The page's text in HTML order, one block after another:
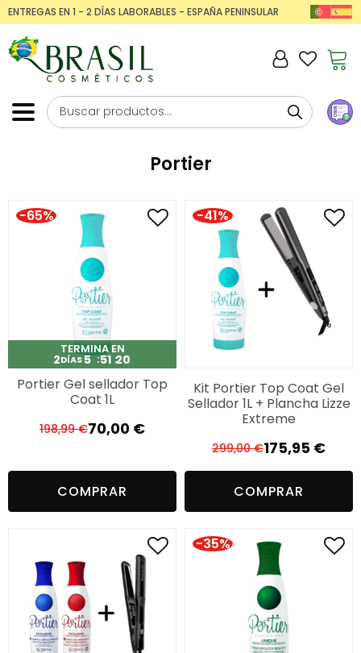
ENTREGAS EN 1 - 2 DÍAS LABORABLES - ESPAÑA PENINSULAR
Portier
-65%
TERMINA EN
2DÍAS5 51 19
Portier Gel sellador Top
Coat 1L
198,99€ El
original
era:
198,99 €.
70,00 €
El
actual
es:
70,00 €.
COMPRAR
-41%
Kit Portier Top Coat Gel
Sellador 1L + Plancha Lizze
Extreme
299,00€ El
precio
original
era:
299,00 €.
175,95 €
El
precio
actual
es:
175,95 €.
COMPRAR
-35%